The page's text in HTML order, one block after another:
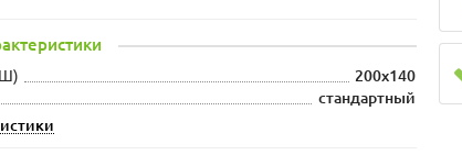
200x140
стандартный